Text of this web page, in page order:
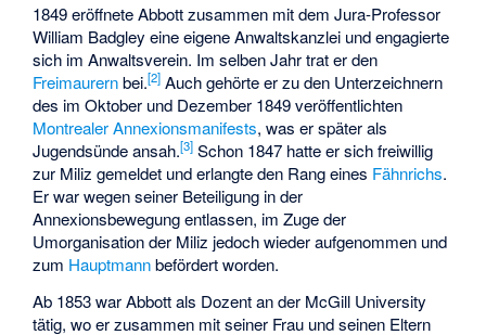
1849 eröffnete Abbott zusammen mit dem Jura-Professor
William Badgley eine eigene Anwaltskanzlei und engagierte
sich im Anwaltsverein. Im selben Jahr trat er den
Freimaurernbei.[2] Auch gehörte er zu den Unterzeichnern
des im Oktober und Dezember 1849 veröffentlichten
Montrealer Annexionsmanifests, was er später als
Jugendsünde ansah.[3] Schon 1847 hatte er sich freiwillig
zur Miliz gemeldet und erlangte den Rang eines Fähnrichs.
Er war wegen seiner Beteiligung in der
Annexionsbewegung entlassen, im Zuge der
Umorganisation der Miliz jedoch wieder aufgenommen und
zum Hauptmannbefördert worden.
Ab 1853 war Abbott als Dozent an der McGill University
tätig, wo er zusammen mit seiner Frau und seinen Eltern